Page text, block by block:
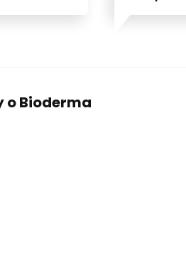
o Bioderma